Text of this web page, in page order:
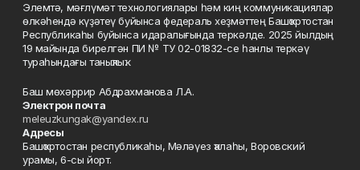
Элемтә, мәғлүмәт технологиялары һәм киң коммуникациялар
өлкәһендә күҙәтеү буйынса федераль хеҙмәттең Башҡортостан
Республикаһы буйынса идаралығында теркәлде. 2025 йылдың
19 майында бирелгән ПИ № ТУ 02-01832-се һанлы теркәү
тураһындағы таныҡлыҡ.
Баш мөхәррир Абдрахманова Л.А.
Электрон почта
meleuzkungak@yandex.ru
Адресы
Башҡортостан республикаһы, Мәләүез ҡалаһы, Воровский
урамы, 6-сы йорт.